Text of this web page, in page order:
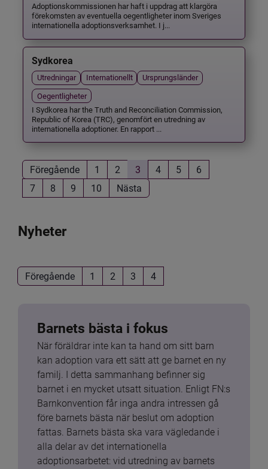
Adoptionskommissionen har haft i uppdrag att klargöra
förekomsten av eventuella oegentligheter inom Sveriges
internationella adoptionsverksamhet. I j...
Sydkorea
Utredningar Internationellt
Ursprungsländer
Oegentligheter
I Sydkorea har the Truth and Reconciliation Commission,
Republic of Korea (TRC), genomfört en utredning av
internationella adoptioner. En rapport ...
Föregående 1 2 3 4 5
6
7
8 9 10 Nästa
Nyheter
Föregående 1 2 3 4
Barnets bästa i fokus
När föräldrar inte kan ta hand om sitt barn
kan adoption vara ett sätt att ge barnet en ny
familj. I detta sammanhang befinner sig
barnet i en mycket utsatt situation. Enligt FN:s
Barnkonvention får inga andra intressen gå
före barnets bästa när beslut om adoption
fattas. Barnets bästa ska vara vägledande i
alla delar av det internationella
adoptionsarbetet: vid utredning av barnets